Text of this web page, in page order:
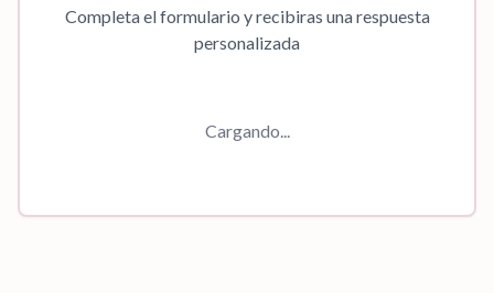
Completa el formulario y recibiras una respuesta
personalizada
Cargando...